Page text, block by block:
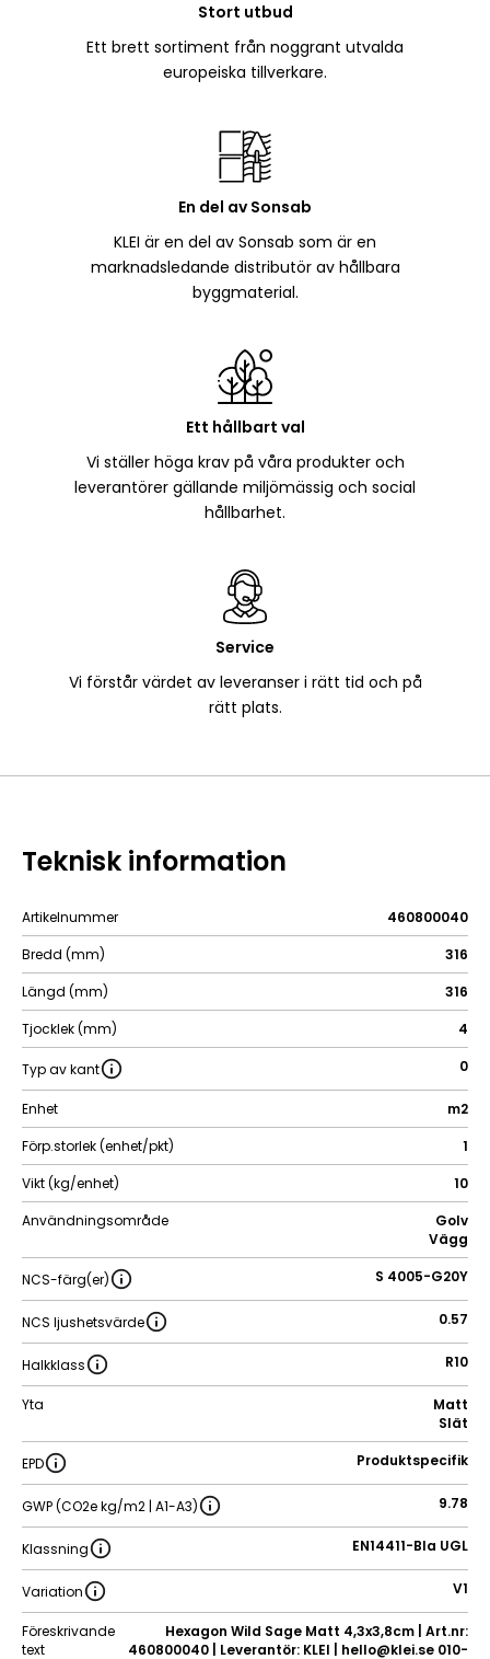
Stort utbud
Ett brett sortiment från noggrant utvalda
europeiska tillverkare.
En del av Sonsab
KLEI är en del av Sonsab som är en
marknadsledande distributör av hållbara
byggmaterial.
Ett hållbart val
Vi ställer höga krav på våra produkter och
leverantörer gällande miljömässig och social
hållbarhet.
Service
Vi förstår värdet av leveranser i rätt tid och på
rätt plats.
Teknisk information
Artikelnummer
460800040
Bredd (mm)
316
Längd (mm)
316
Tjocklek (mm)
4
Typ av kant 0
Enhet
m2
Förp.storlek (enhet/pkt)
1
Vikt (kg/enhet)
10
Användningsområde
Golv
Vägg
NCS-färg(er) S 4005-G20Y
NCS ljushetsvärde 0.57
Halkklass R10
Yta
Matt
Slät
EPD Produktspecifik
GWP (CO2e kg/m2 | A1-A3) 9.78
Klassning EN14411-BIa UGL
Variation V1
Föreskrivande
text
Hexagon Wild Sage Matt 4,3x3,8cm | Art.nr:
460800040 | Leverantör: KLEI | hello@klei.se 010-